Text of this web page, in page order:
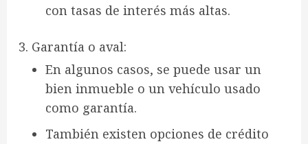
con tasas de interés más altas.
Garantía o aval:
En algunos casos, se puede usar un
bien inmueble o un vehículo usado
como garantía.
También existen opciones de crédito